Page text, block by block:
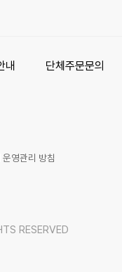
내 단체주문문의
영관리 방침
RESERVED